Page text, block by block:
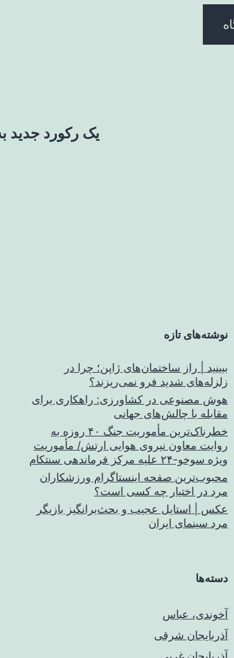
یک رکورد جدید
نوشته‌های تازه
ببینید | راز ساختمان‌های ژاپن؛ چرا در
زلزله‌های شدید فرو نمی‌ریزند؟
هوش مصنوعی در کشاورزی: راهکاری برای
مقابله با چالش‌های جهانی
خطرناک‌ترین مأموریت جنگ ۴۰ روزه به
روایت معاون نیروی هوایی ارتش/ مأموریت
ویژه سوخو-۲۴ علیه مرکز فرماندهی سنتکام
محبوب‌ترین صفحه اینستاگرام ورزشکاران
مرد در اختیار چه کسی است؟
عکس | استایل عجیب و بحث‌برانگیز بازیگر
مرد سینمای ایران
دسته‌ها
آخوندی، عباس
آذربایجان شرقی